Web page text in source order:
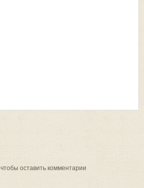
чтобы оставить комментарии